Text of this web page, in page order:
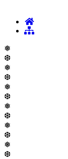
❅
❆
❅
❆
❅
❆
❅
❆
❅
❆
❅
❆